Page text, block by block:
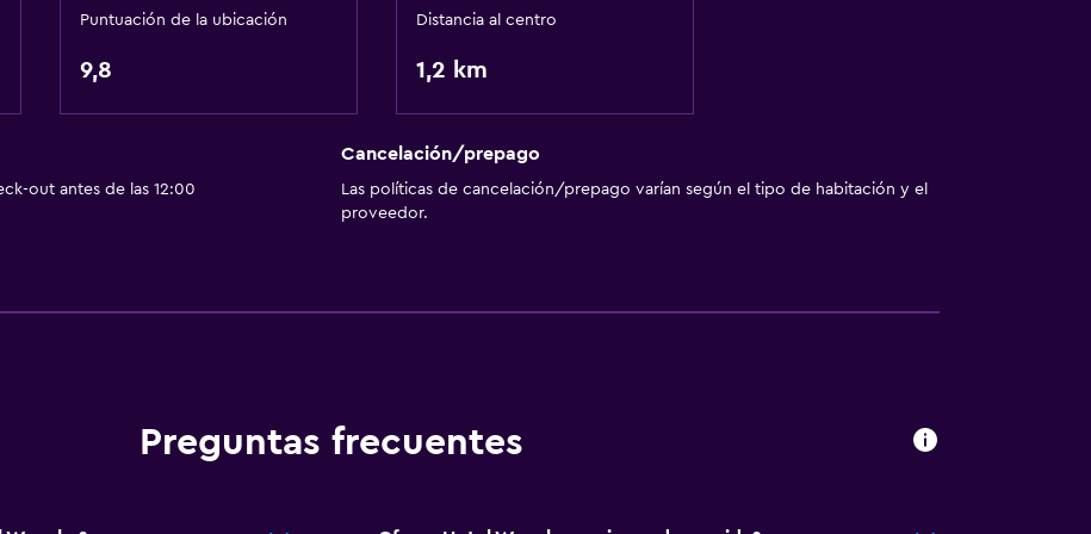
Almohada de plumas
Enchufe cerca de la cama
Sofá cama
Para no fumadores
Puntuación de la ubicación
9,8
Distancia al centro
1,2 km
out antes de las 12:00
Cancelación/prepago
Las políticas de cancelación/prepago varían según el tipo de habitación y el
proveedor.
Preguntas frecuentes